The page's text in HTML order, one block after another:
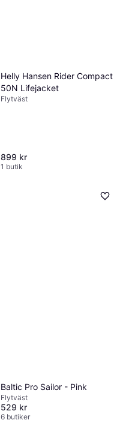
Helly Hansen Rider Compact
50N Lifejacket
Flytväst
899 kr
1 butik
Baltic Pro Sailor - Pink
Flytväst
529 kr
6 butiker